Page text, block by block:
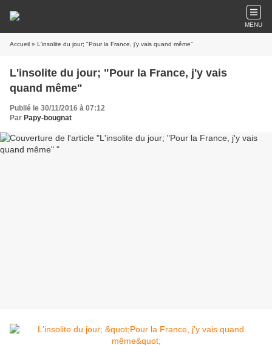
MENU
Accueil » L'insolite du jour; "Pour la France, j'y vais quand même"
L'insolite du jour; "Pour la France, j'y vais
quand même"
Publié le 30/11/2016 à 07:12
Par Papy-bougnat